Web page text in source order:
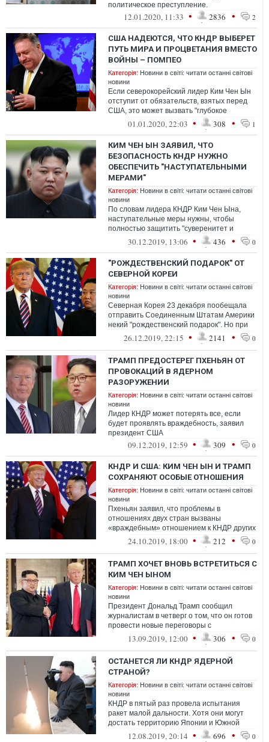
политическое преступление.
12.01.2020, 11:33 • 2836 • 2
США НАДЕЮТСЯ, ЧТО КНДР ВЫБЕРЕТ
ПУТЬ МИРА И ПРОЦВЕТАНИЯ ВМЕСТО
ВОЙНЫ – ПОМПЕО
Категорія: Новини в світі: читати останні світові
новини
Если северокорейский лидер Ким Чен Ын
отступит от обязательств, взятых перед
США, это может вызвать "глубокое
разочарование" американского
01.01.2020, 22:03 • 308 • 1
КИМ ЧЕН ЫН ЗАЯВИЛ, ЧТО
БЕЗОПАСНОСТЬ КНДР НУЖНО
ОБЕСПЕЧИТЬ "НАСТУПАТЕЛЬНЫМИ
МЕРАМИ"
Категорія: Новини в світі: читати останні світові
новини
По словам лидера КНДР Ким Чен Ына,
наступательные меры нужны, чтобы
полностью защитить "суверенитет и
безопасность Северной Кореи в
сложившейся ситуац...
30.12.2019, 13:06 • 436 • 0
"РОЖДЕСТВЕНСКИЙ ПОДАРОК" ОТ
СЕВЕРНОЙ КОРЕИ
Категорія: Новини в світі: читати останні світові
новини
Северная Корея 23 декабря пообещала
отправить Соединенным Штатам Америки
некий "рождественский подарок". Но при
этом заявила, что вид подарка будет за...
26.12.2019, 22:15 • 2141 • 0
ТРАМП ПРЕДОСТЕРЕГ ПХЕНЬЯН ОТ
ПРОВОКАЦИЙ В ЯДЕРНОМ
РАЗОРУЖЕНИИ
Категорія: Новини в світі: читати останні світові
новини
Лидер КНДР может потерять все, если
будет проявлять враждебность, заявил
президент США
09.12.2019, 12:59 • 309 • 0
КНДР И США: КИМ ЧЕН ЫН И ТРАМП
СОХРАНЯЮТ ОСОБЫЕ ОТНОШЕНИЯ
Категорія: Новини в світі: читати останні світові
новини
Пхеньян заявил, что проблемы в
отношениях двух стран вызваны
«враждебным» отношением к КНДР других
представителей администрации США.
24.10.2019, 18:00 • 212 • 0
ТРАМП ХОЧЕТ ВНОВЬ ВСТРЕТИТЬСЯ С
КИМ ЧЕН ЫНОМ
Категорія: Новини в світі: читати останні світові
новини
Президент Дональд Трамп сообщил
журналистам в четверг о том, что он готов
провести новые переговоры с
северокорейским лидером Ким Чен Ыном о
13.09.2019, 12:00 • 306 • 0
ОСТАНЕТСЯ ЛИ КНДР ЯДЕРНОЙ
СТРАНОЙ?
Категорія: Новини в світі: читати останні світові
новини
КНДР в пятый раз провела испытания
ракет малой дальности. Хотя они могут
достать территорию Японии и Южной
Кореи, президент США Дональд Трамп не
12.08.2019, 20:14 • 696 • 0